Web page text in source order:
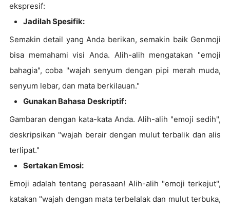
ekspresif:
Jadilah Spesifik:
Semakin detail yang Anda berikan, semakin baik Genmoji
bisa memahami visi Anda. Alih-alih mengatakan "emoji
bahagia", coba "wajah senyum dengan pipi merah muda,
senyum lebar, dan mata berkilauan."
Gunakan Bahasa Deskriptif:
Gambaran dengan kata-kata Anda. Alih-alih "emoji sedih",
deskripsikan "wajah berair dengan mulut terbalik dan alis
terlipat."
Sertakan Emosi:
Emoji adalah tentang perasaan! Alih-alih "emoji terkejut",
katakan "wajah dengan mata terbelalak dan mulut terbuka,